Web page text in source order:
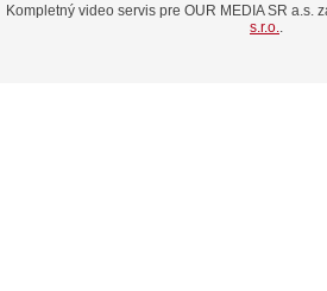
Kompletný video servis pre OUR MEDIA SR a.s.
s.r.o.